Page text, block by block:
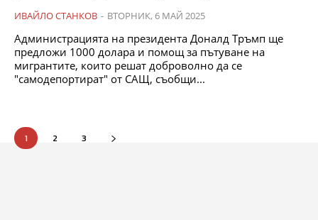
ИВАЙЛО СТАНКОВ - ВТОРНИК, 6 МАЙ 2025
Администрацията на президента Доналд Тръмп ще
предложи 1000 долара и помощ за пътуване на
мигрантите, които решат доброволно да се
"самодепортират" от САЩ, съобщи...
1 2 3